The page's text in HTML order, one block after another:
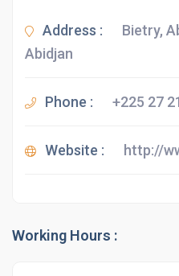
Address :
Bietry,
Abidjan
Phone : +225 27
Website : http://
Working Hours :